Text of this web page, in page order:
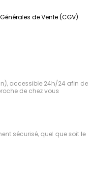
de Vente (CGV)
accessible 24h/24 afin de
de chez vous
sécurisé, quel que soit le